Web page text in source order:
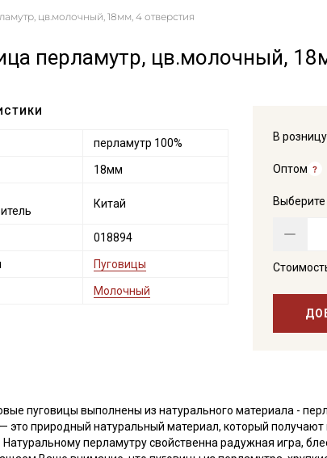
цв.молочный, 18мм, 4 отверстия
перламутр, цв.молочный,
В розницу
Оптом
перламутр 100%
18мм
Китай
018894
Пуговицы
Молочный
пуговицы выполнены из натурального материала -
это природный натуральный материал, который
перламутру свойственна радужная игра,